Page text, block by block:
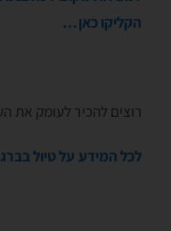
הקליקו כאן…
רוצים להכיר לעומק את
לכל המידע על טיול ב